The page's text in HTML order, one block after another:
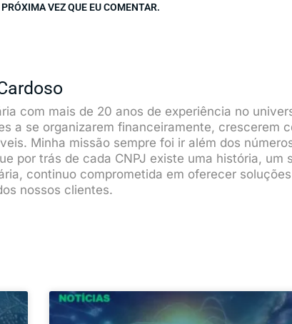
VEZ QUE EU COMENTAR.
com mais de 20 anos de experiência no
a se organizarem financeiramente, crescerem
Minha missão sempre foi ir além dos
por trás de cada CNPJ existe uma história,
continuo comprometida em oferecer
nossos clientes.